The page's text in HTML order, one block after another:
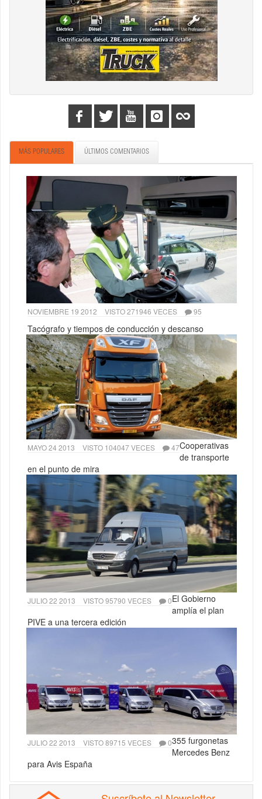
MÁS POPULARES ÚLTIMOS COMENTARIOS
NOVIEMBRE 19 2012 VISTO 271946 VECES 95
Tacógrafo y tiempos de conducción y descanso
MAYO 24 2013 VISTO 104047 VECES 47Cooperativas
de transporte
en el punto de mira
JULIO 22 2013 VISTO 95790 VECES 0El Gobierno
amplía el plan
PIVE a una tercera edición
JULIO 22 2013 VISTO 89715 VECES 0355 furgonetas
Mercedes Benz
para Avis España